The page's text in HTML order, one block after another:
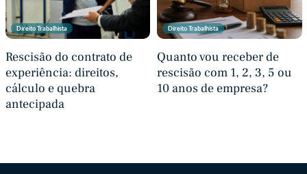
Direito Trabalhista
Rescisão do contrato de
experiência: direitos,
cálculo e quebra
antecipada
Direito Trabalhista
Quanto vou receber de
rescisão com 1, 2, 3, 5 ou
10 anos de empresa?